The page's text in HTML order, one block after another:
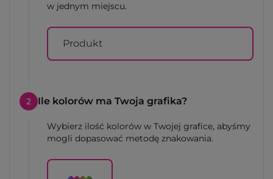
w jednym miejscu.
Produkt
2 Ile kolorów ma Twoja grafika?
Wybierz ilość kolorów w Twojej grafice, abyśmy
mogli dopasować metodę znakowania.